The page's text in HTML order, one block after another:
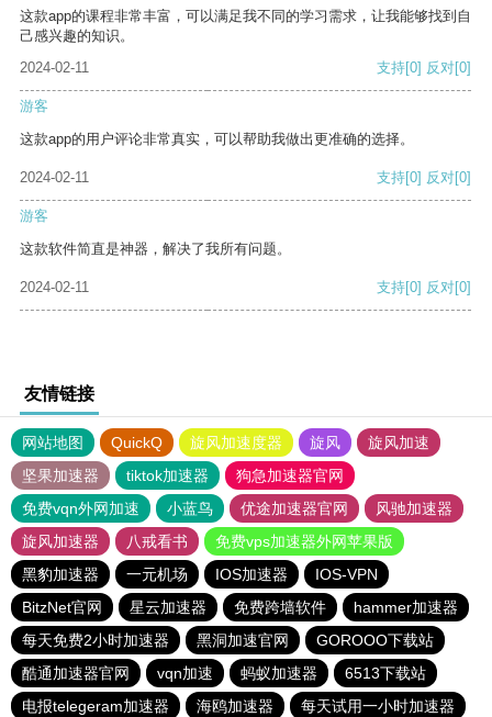
这款app的课程非常丰富，可以满足我不同的学习需求，让我能够找到自
己感兴趣的知识。
2024-02-11
支持[0] 反对[0]
游客
这款app的用户评论非常真实，可以帮助我做出更准确的选择。
2024-02-11 支持[0] 反对[0]
游客
这款软件简直是神器，解决了我所有问题。
2024-02-11 支持[0] 反对[0]
友情链接
网站地图 QuickQ 旋风加速度器 旋风
旋风加速
坚果加速器
tiktok加速器
狗急加速器官网
免费vqn外网加速
小蓝鸟 优途加速器官网
风驰加速器
旋风加速器
八戒看书
免费vps加速器外网苹果版
黑豹加速器
一元机场 IOS加速器
IOS-VPN
BitzNet官网
星云加速器 免费跨墙软件
hammer加速器
每天免费2小时加速器
黑洞加速官网
GOROOO下载站
酷通加速器官网
vqn加速 蚂蚁加速器
6513下载站
电报telegeram加速器
海鸥加速器 每天试用一小时加速器